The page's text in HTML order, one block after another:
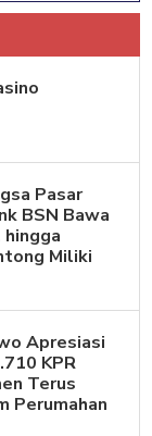
Pasar
BSN Bawa
Miliki
Apresiasi
KPR
Terus
Perumahan